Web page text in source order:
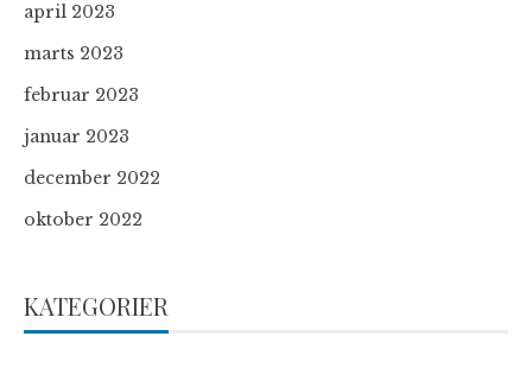
april 2023
marts 2023
februar 2023
januar 2023
december 2022
oktober 2022
KATEGORIER